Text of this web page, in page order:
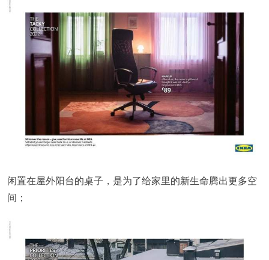
闲置在屋外阳台的桌子，是为了给家里的新生命腾出更多空
间；